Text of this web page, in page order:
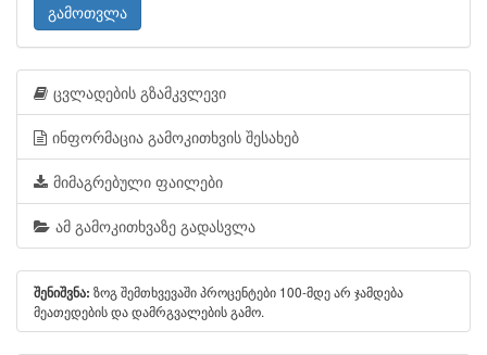
გამოთვლა
ცვლადების გზამკვლევი
ინფორმაცია გამოკითხვის შესახებ
მიმაგრებული ფაილები
ამ გამოკითხვაზე გადასვლა
შენიშვნა: ზოგ შემთხვევაში პროცენტები 100-მდე არ ჯამდება
მეათედების და დამრგვალების გამო.